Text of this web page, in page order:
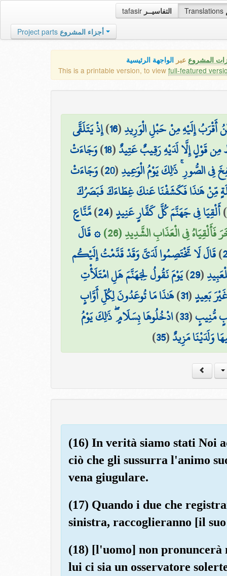
tafasir التفاسيــر Translations
Project parts أجزاء المشروع
المشروع عبر الواجهة الرئيسية
This is a printable version, to view full-featured
أَقْرَبُ إِلَيْهِ مِنْ حَبْلِ الْوَرِيدِ(
16
)إِذْ يَتَلَقَّى
مِن قَوْلٍ إِلَّا لَدَيْهِ رَقِيبٌ عَتِيدٌ(
18
)وَجَاءَتْ
فِي الصُّورِ ۚ ذَٰلِكَ يَوْمُ الْوَعِيدِ(
20
)وَجَاءَتْ
مِّنْ هَٰذَا فَكَشَفْنَا عَنكَ غِطَاءَكَ فَبَصَرُكَ
)أَلْقِيَا فِي جَهَنَّمَ كُلَّ كَفَّارٍ عَنِيدٍ(
24
)مَّنَّاعٍ
فِي الْعَذَابِ الشَّدِيدِ (26)
۞ قَالَ
)قَالَ لَا تَخْتَصِمُوا لَدَيَّ وَقَدْ قَدَّمْتُ إِلَيْكُم
(
29
)يَوْمَ نَقُولُ لِجَهَنَّمَ هَلِ امْتَلَأْتِ
بَعِيدٍ(
31
)هَٰذَا مَا تُوعَدُونَ لِكُلِّ أَوَّابٍ
مُّنِيبٍ(
33
)ادْخُلُوهَا بِسَلَامٍ ۖ ذَٰلِكَ يَوْمُ
وَلَدَيْنَا مَزِيدٌ(
35
)
(16) In verità siamo stati Noi
ciò che gli sussurra l'animo
vena giugulare.
(17) Quando i due che
sinistra, raccoglieranno [il
(18) [l'uomo] non pronuncerà
lui ci sia un osservatore